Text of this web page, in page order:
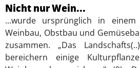
Nicht nur Wein...
...wurde ursprünglich in einem
Weinbau, Obstbau und
zusammen. „Das
bereichern einige